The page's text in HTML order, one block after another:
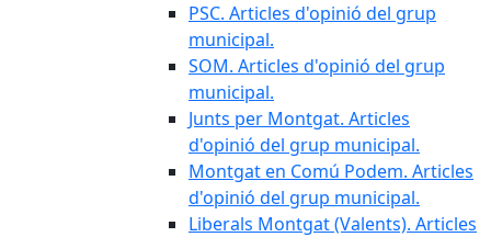
PSC. Articles d'opinió del grup
municipal.
SOM. Articles d'opinió del grup
municipal.
Junts per Montgat. Articles
d'opinió del grup municipal.
Montgat en Comú Podem. Articles
d'opinió del grup municipal.
Liberals Montgat (Valents). Articles